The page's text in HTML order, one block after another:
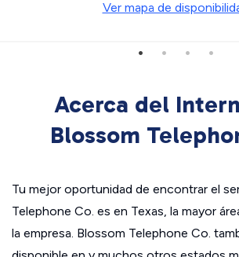
Ver mapa de
Acerca del
Blossom
Tu mejor oportunidad de encontrar el
Telephone Co. es en Texas, la mayor
la empresa. Blossom Telephone Co.